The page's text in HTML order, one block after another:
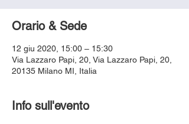
Orario & Sede
12 giu 2020, 15:00 – 15:30
Via Lazzaro Papi, 20, Via Lazzaro Papi, 20,
20135 Milano MI, Italia
Info sull'evento